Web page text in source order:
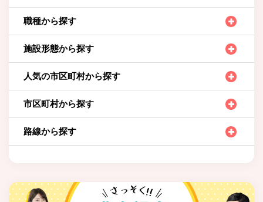
職種から探す
施設形態から探す
人気の市区町村から探す
市区町村から探す
路線から探す